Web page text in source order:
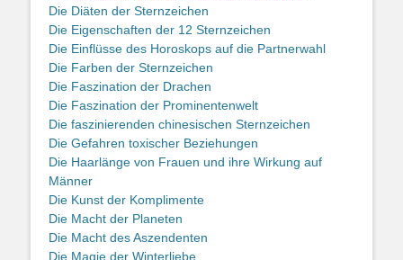
Die Diäten der Sternzeichen
Die Eigenschaften der 12 Sternzeichen
Die Einflüsse des Horoskops auf die Partnerwahl
Die Farben der Sternzeichen
Die Faszination der Drachen
Die Faszination der Prominentenwelt
Die faszinierenden chinesischen Sternzeichen
Die Gefahren toxischer Beziehungen
Die Haarlänge von Frauen und ihre Wirkung auf
Männer
Die Kunst der Komplimente
Die Macht der Planeten
Die Macht des Aszendenten
Die Magie der Winterliebe